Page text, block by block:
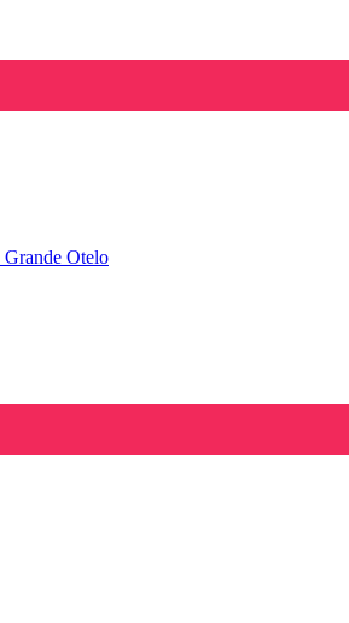
Grande Otelo